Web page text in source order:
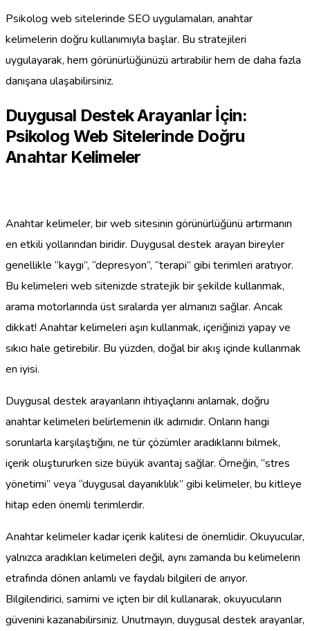
Psikolog web sitelerinde SEO uygulamaları, anahtar
kelimelerin doğru kullanımıyla başlar. Bu stratejileri
uygulayarak, hem görünürlüğünüzü artırabilir hem de daha fazla
danışana ulaşabilirsiniz.
Duygusal Destek Arayanlar İçin:
Psikolog Web Sitelerinde Doğru
Anahtar Kelimeler
Anahtar kelimeler, bir web sitesinin görünürlüğünü artırmanın
en etkili yollarından biridir. Duygusal destek arayan bireyler
genellikle “kaygı”, “depresyon”, “terapi” gibi terimleri aratıyor.
Bu kelimeleri web sitenizde stratejik bir şekilde kullanmak,
arama motorlarında üst sıralarda yer almanızı sağlar. Ancak
dikkat! Anahtar kelimeleri aşırı kullanmak, içeriğinizi yapay ve
sıkıcı hale getirebilir. Bu yüzden, doğal bir akış içinde kullanmak
en iyisi.
Duygusal destek arayanların ihtiyaçlarını anlamak, doğru
anahtar kelimeleri belirlemenin ilk adımıdır. Onların hangi
sorunlarla karşılaştığını, ne tür çözümler aradıklarını bilmek,
içerik oluştururken size büyük avantaj sağlar. Örneğin, “stres
yönetimi” veya “duygusal dayanıklılık” gibi kelimeler, bu kitleye
hitap eden önemli terimlerdir.
Anahtar kelimeler kadar içerik kalitesi de önemlidir. Okuyucular,
yalnızca aradıkları kelimeleri değil, aynı zamanda bu kelimelerin
etrafında dönen anlamlı ve faydalı bilgileri de arıyor.
Bilgilendirici, samimi ve içten bir dil kullanarak, okuyucuların
güvenini kazanabilirsiniz. Unutmayın, duygusal destek arayanlar,